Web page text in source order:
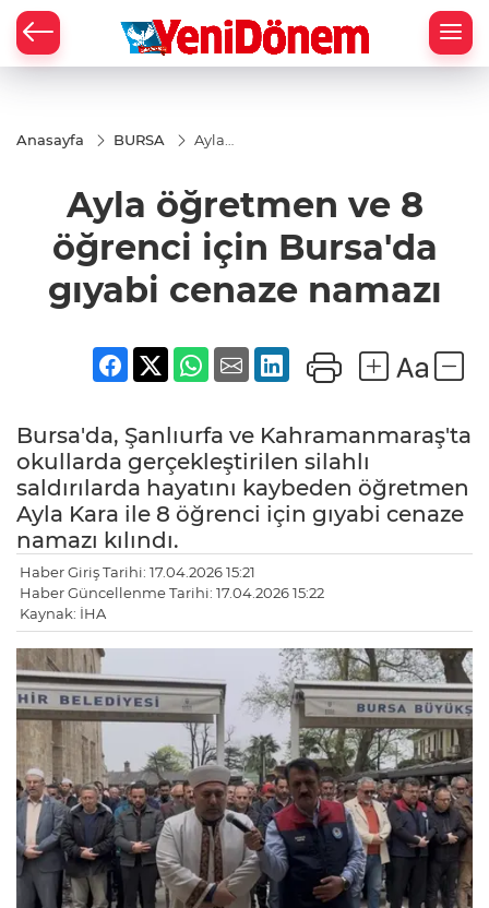
Anasayfa BURSA
Ayla
öğrenci
için
Bursa'da
gıyabi
cenaze
namazı
Ayla öğretmen ve 8
öğrenci için Bursa'da
gıyabi cenaze namazı
Bursa'da, Şanlıurfa ve Kahramanmaraş'ta
okullarda gerçekleştirilen silahlı
saldırılarda hayatını kaybeden öğretmen
Ayla Kara ile 8 öğrenci için gıyabi cenaze
namazı kılındı.
Haber Giriş Tarihi: 17.04.2026 15:21
Haber Güncellenme Tarihi: 17.04.2026 15:22
Kaynak: İHA